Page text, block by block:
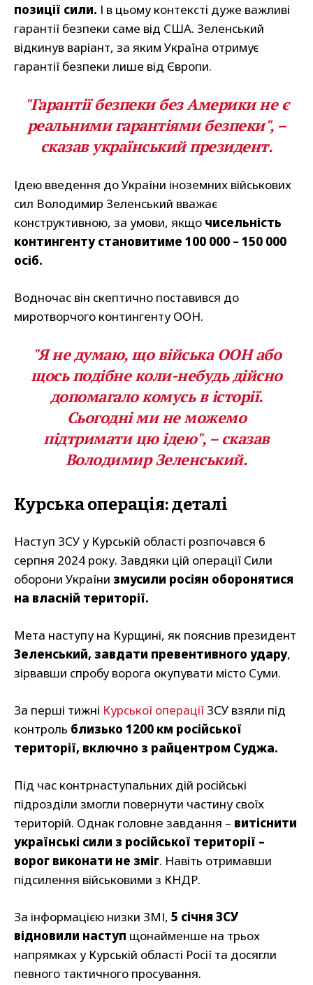
позиції сили. І в цьому контексті дуже важливі
гарантії безпеки саме від США. Зеленський
відкинув варіант, за яким Україна отримує
гарантії безпеки лише від Європи.
"Гарантії безпеки без Америки не є
реальними гарантіями безпеки", –
сказав український президент.
Ідею введення до України іноземних військових
сил Володимир Зеленський вважає
конструктивною, за умови, якщо чисельність
контингенту становитиме 100 000 – 150 000
осіб.
Водночас він скептично поставився до
миротворчого контингенту ООН.
"Я не думаю, що війська ООН або
щось подібне коли-небудь дійсно
допомагало комусь в історії.
Сьогодні ми не можемо
підтримати цю ідею", – сказав
Володимир Зеленський.
Курська операція: деталі
Наступ ЗСУ у Курській області розпочався 6
серпня 2024 року. Завдяки цій операції Сили
оборони України змусили росіян оборонятися
на власній території.
Мета наступу на Курщині, як пояснив президент
Зеленський, завдати превентивного удару,
зірвавши спробу ворога окупувати місто Суми.
За перші тижні Курської операції ЗСУ взяли під
контроль близько 1200 км російської
території, включно з райцентром Суджа.
Під час контрнаступальних дій російські
підрозділи змогли повернути частину своїх
територій. Однак головне завдання – витіснити
українські сили з російської території –
ворог виконати не зміг. Навіть отримавши
підсилення військовими з КНДР.
За інформацією низки ЗМІ, 5 січня ЗСУ
відновили наступ щонайменше на трьох
напрямках у Курській області Росії та досягли
певного тактичного просування.